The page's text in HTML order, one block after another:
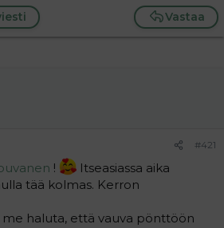
Vastaa
#421
!
Itseasiassa aika
tää kolmas. Kerron
me haluta, että vauva pönttöön